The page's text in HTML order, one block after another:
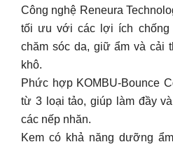
Công nghệ Reneura
tối ưu với các lợi ích chống
chăm sóc da, giữ ẩm và cải
khô.
Phức hợp KOMBU-Bounce
từ 3 loại tảo, giúp làm đầy
các nếp nhăn.
Kem có khả năng dưỡng